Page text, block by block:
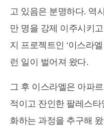
고 있음은 분명하다. 역
만 명을 강제 이주시키
지 프로젝트인 ‘이스라
런 일이 벌어져 왔다.
그 후 이스라엘은 아파
적이고 잔인한 팔레스
화하는 과정을 추구해